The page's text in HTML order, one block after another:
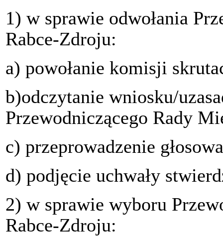
1) w sprawie odwołania
Rabce-Zdroju:
a) powołanie komisji
b)odczytanie wniosku/
Przewodniczącego Rady
c) przeprowadzenie
d) podjęcie uchwały
2) w sprawie wyboru
Rabce-Zdroju: